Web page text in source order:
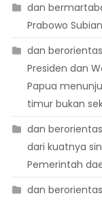
dan
Prabowo
dan
Presiden dan
Papua
timur bukan
dan
dari kuatnya
Pemerintah
dan